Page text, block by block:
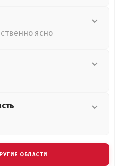
ясно
ОБЛАСТИ